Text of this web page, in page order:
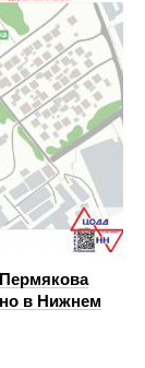
в Нижнем